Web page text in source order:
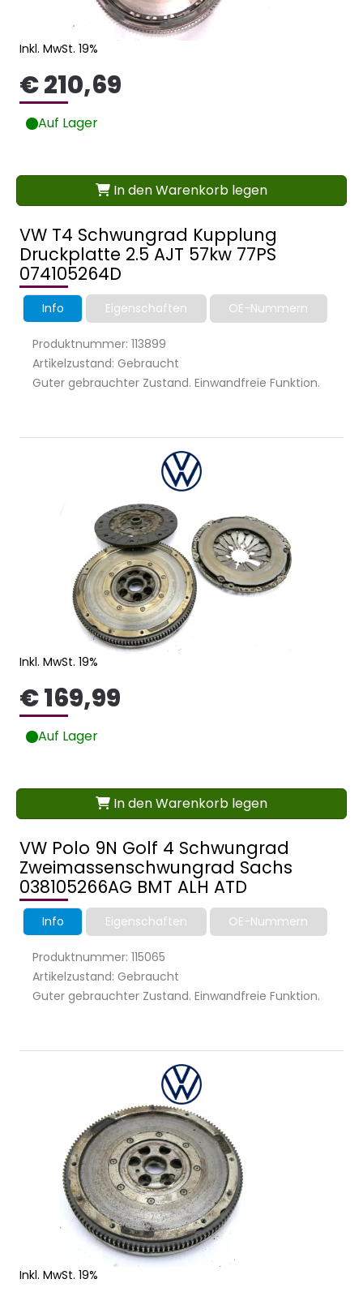
VW T4 Schwungrad Kupplung
Druckplatte 2.5 AJT 57kw 77PS
074105264D
Info Eigenschaften OE-Nummern
Produktnummer: 113899
Artikelzustand: Gebraucht
Guter gebrauchter Zustand. Einwandfreie Funktion.
Inkl. MwSt. 19%
€ 210,69
Auf Lager
In den Warenkorb legen
VW Polo 9N Golf 4 Schwungrad
Zweimassenschwungrad Sachs
038105266AG BMT ALH ATD
Info Eigenschaften OE-Nummern
Produktnummer: 115065
Artikelzustand: Gebraucht
Guter gebrauchter Zustand. Einwandfreie Funktion.
Inkl. MwSt. 19%
€ 169,99
Auf Lager
In den Warenkorb legen
Inkl. MwSt. 19%